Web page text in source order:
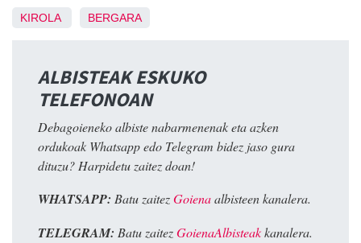
KIROLA BERGARA
ALBISTEAK ESKUKO
TELEFONOAN
Debagoieneko albiste nabarmenenak eta azken
ordukoak Whatsapp edo Telegram bidez jaso gura
dituzu? Harpidetu zaitez doan!
WHATSAPP: Batu zaitezGoienaalbisteen kanalera.
TELEGRAM: Batu zaitezGoienaAlbisteakkanalera.